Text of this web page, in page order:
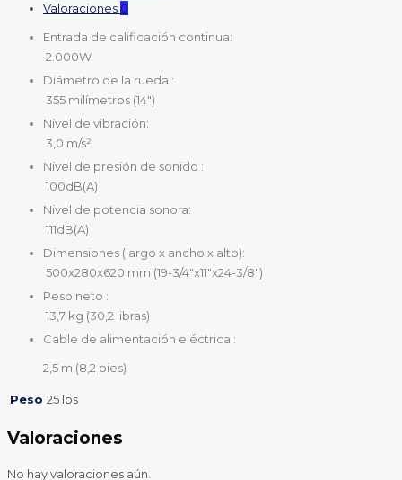
Valoraciones 0
Entrada de calificación continua:
2.000W
Diámetro de la rueda :
355 milímetros (14″)
Nivel de vibración:
3,0 m/s²
Nivel de presión de sonido :
100dB(A)
Nivel de potencia sonora:
111dB(A)
Dimensiones (largo x ancho x alto):
500x280x620 mm (19-3/4″x11″x24-3/8″)
Peso neto :
13,7 kg (30,2 libras)
Cable de alimentación eléctrica :
2,5 m (8,2 pies)
Peso 25 lbs
Valoraciones
No hay valoraciones aún.